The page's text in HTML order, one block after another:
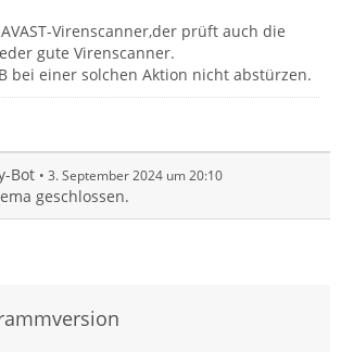
Virenscanner,der prüft auch die
gute Virenscanner.
bei einer solchen Aktion nicht abstürzen.
Bot 3. September 2024 um 20:10
geschlossen.